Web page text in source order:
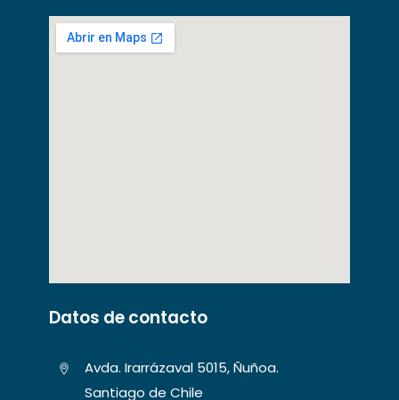
Datos de contacto
Avda. Irarrázaval 5015, Ñuñoa.
Santiago de Chile